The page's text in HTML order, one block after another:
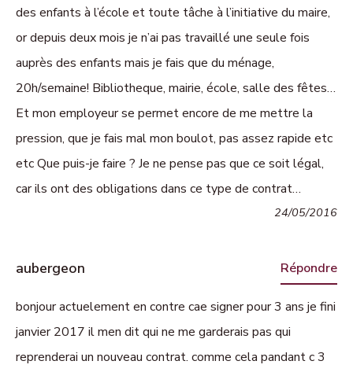
des enfants à l’école et toute tâche à l’initiative du maire,
or depuis deux mois je n’ai pas travaillé une seule fois
auprès des enfants mais je fais que du ménage,
20h/semaine! Bibliotheque, mairie, école, salle des fêtes…
Et mon employeur se permet encore de me mettre la
pression, que je fais mal mon boulot, pas assez rapide etc
etc Que puis-je faire ? Je ne pense pas que ce soit légal,
car ils ont des obligations dans ce type de contrat…
24/05/2016
aubergeon Répondre
bonjour actuelement en contre cae signer pour 3 ans je fini
janvier 2017 il men dit qui ne me garderais pas qui
reprenderai un nouveau contrat. comme cela pandant c 3